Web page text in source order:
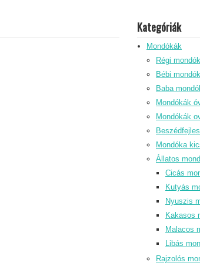
Kategóriák
Mondókák
Régi
Bébi
Baba
Mondókák
Mondókák
Mondóka
Állatos
Cicás
Kutyás
Nyuszis
Kakasos
Malacos
Libás
Rajzolós